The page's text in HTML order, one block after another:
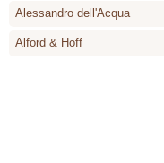
Alessandro dell'Acqua
Alford & Hoff